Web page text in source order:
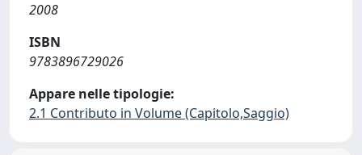
2008
ISBN
9783896729026
Appare nelle tipologie:
2.1 Contributo in Volume (Capitolo,Saggio)